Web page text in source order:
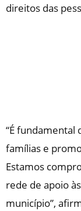
direitos das
“É fundamental
famílias e
Estamos
rede de apoio
município”,